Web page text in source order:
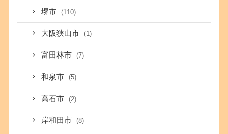
堺市 (110)
大阪狭山市 (1)
富田林市 (7)
和泉市 (5)
高石市 (2)
岸和田市 (8)